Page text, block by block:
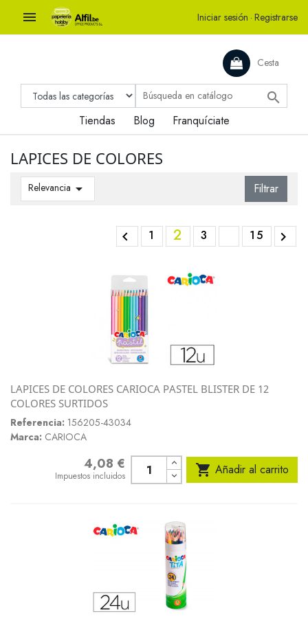
 Iniciar sesión · Registrarse
Cesta

Tiendas Blog Franquíciate
LAPICES DE COLORES
Relevancia  Filtrar
 1 2 3 15 
LAPICES DE COLORES CARIOCA PASTEL BLISTER DE 12
COLORES SURTIDOS
Referencia: 156205-43034
Marca: CARIOCA
4,08 €
Impuestos incluidos  Añadir al carrito